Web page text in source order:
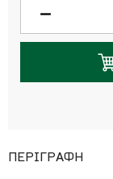
46
50
54
ΠΕΡΙΓΡΑΦΗ